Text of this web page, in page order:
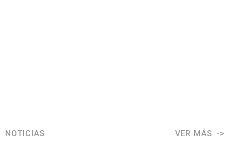
NOTICIAS VER MÁS